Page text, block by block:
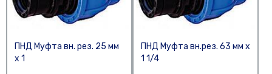
ПНД Муфта вн. рез. 25 мм
х 1
ПНД Муфта вн.рез. 63 мм х
1 1/4